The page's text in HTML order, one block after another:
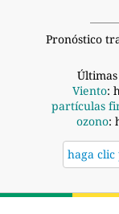
Pronóstico
Viento:
partículas
ozono:
haga